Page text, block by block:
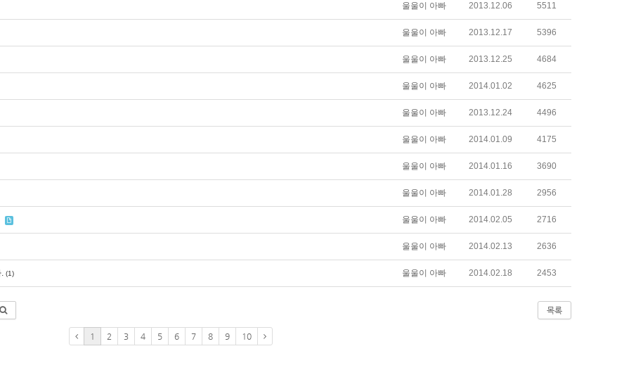
울울이 아빠 2013.12.06 5511
울울이 아빠 2013.12.17 5396
울울이 아빠 2013.12.25 4684
울울이 아빠 2014.01.02 4625
울울이 아빠 2013.12.24 4496
울울이 아빠 2014.01.09 4175
울울이 아빠 2014.01.16 3690
울울이 아빠 2014.01.28 2956
울울이 아빠 2014.02.05 2716
울울이 아빠 2014.02.13 2636
(1) 울울이 아빠 2014.02.18 2453
목록
1 2 3 4 5 6 7 8 9 10